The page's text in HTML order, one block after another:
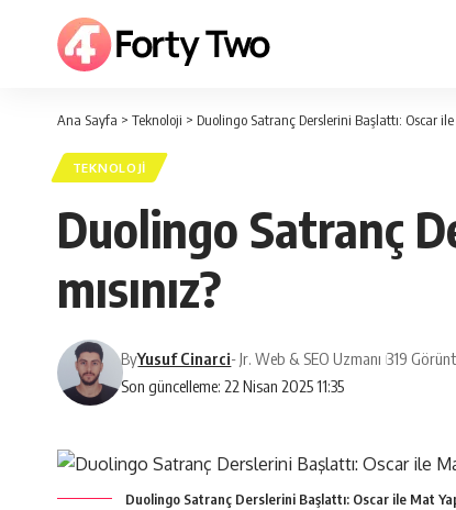
Ana Sayfa > Teknoloji > Duolingo Satranç Derslerini Başlattı: Oscar ile
TEKNOLOJI
Duolingo Satranç
mısınız?
Son güncelleme: 22 Nisan 2025 11:35
ByYusuf Cinarci- Jr. Web & SEO Uzmanı 319
Duolingo Satranç Derslerini Başlattı: Oscar ile Mat